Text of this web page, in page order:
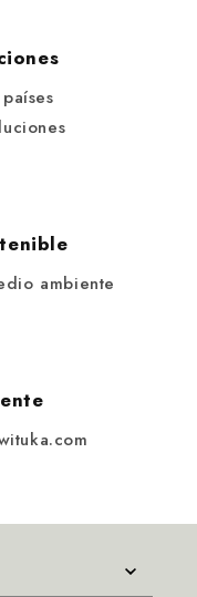
ambiente